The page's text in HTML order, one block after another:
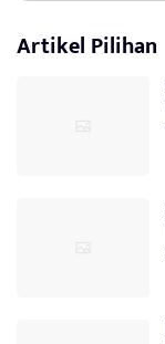
Artikel Pilihan